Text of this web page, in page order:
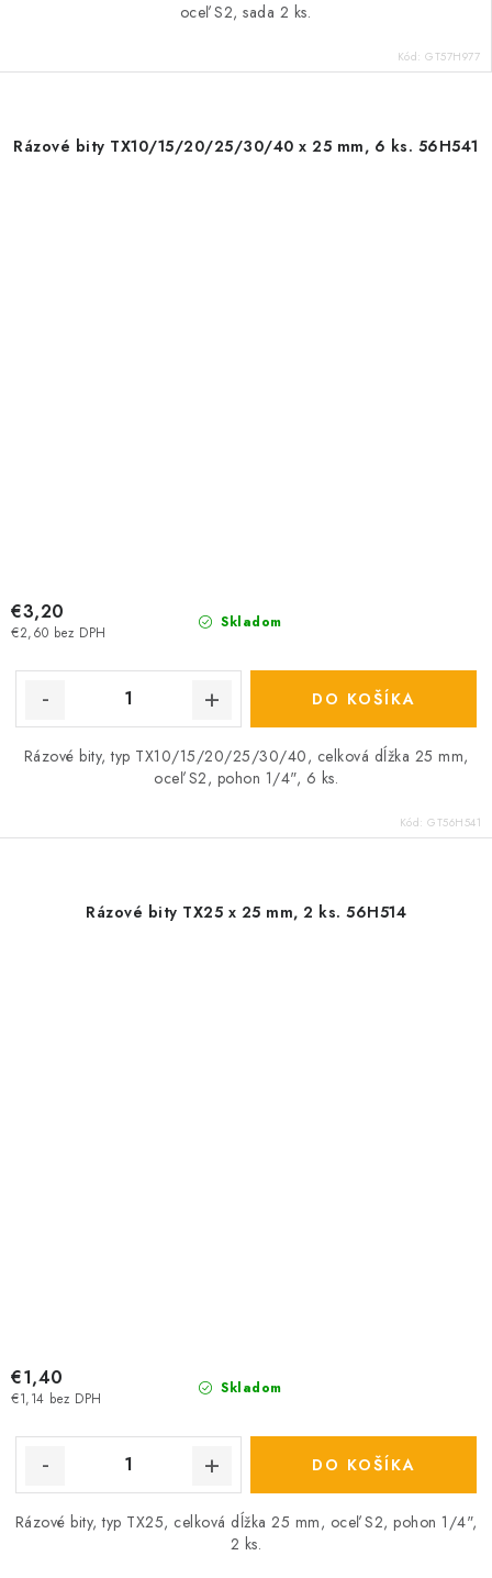
oceľ S2, sada 2 ks.
Kód: GT57H977
Rázové bity TX10/15/20/25/30/40 x 25 mm, 6 ks. 56H541
Skladom
€2,60 bez DPH
€3,20
DO KOŠÍKA
Rázové bity, typ TX10/15/20/25/30/40, celková dĺžka 25 mm,
oceľ S2, pohon 1/4", 6 ks.
Kód: GT56H541
Rázové bity TX25 x 25 mm, 2 ks. 56H514
Skladom
€1,14 bez DPH
€1,40
DO KOŠÍKA
Rázové bity, typ TX25, celková dĺžka 25 mm, oceľ S2, pohon 1/4",
2 ks.